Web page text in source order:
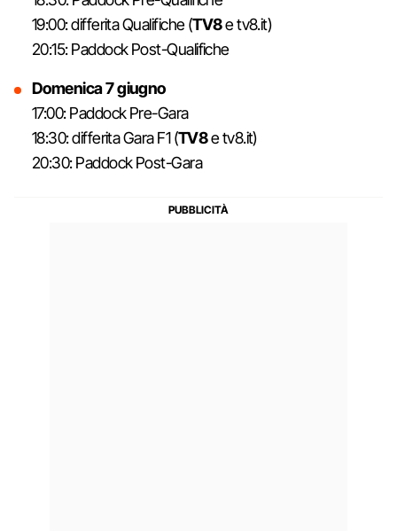
19:00: differita Qualifiche (TV8e tv8.it)
20:15: Paddock Post-Qualifiche
Domenica 7 giugno
17:00: Paddock Pre-Gara
18:30: differita Gara F1 (TV8e tv8.it)
20:30: Paddock Post-Gara